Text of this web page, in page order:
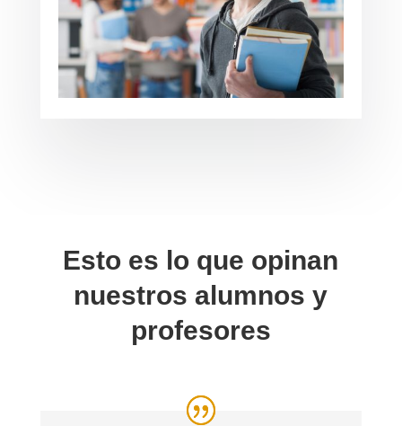
Esto es lo que opinan
nuestros alumnos y
profesores